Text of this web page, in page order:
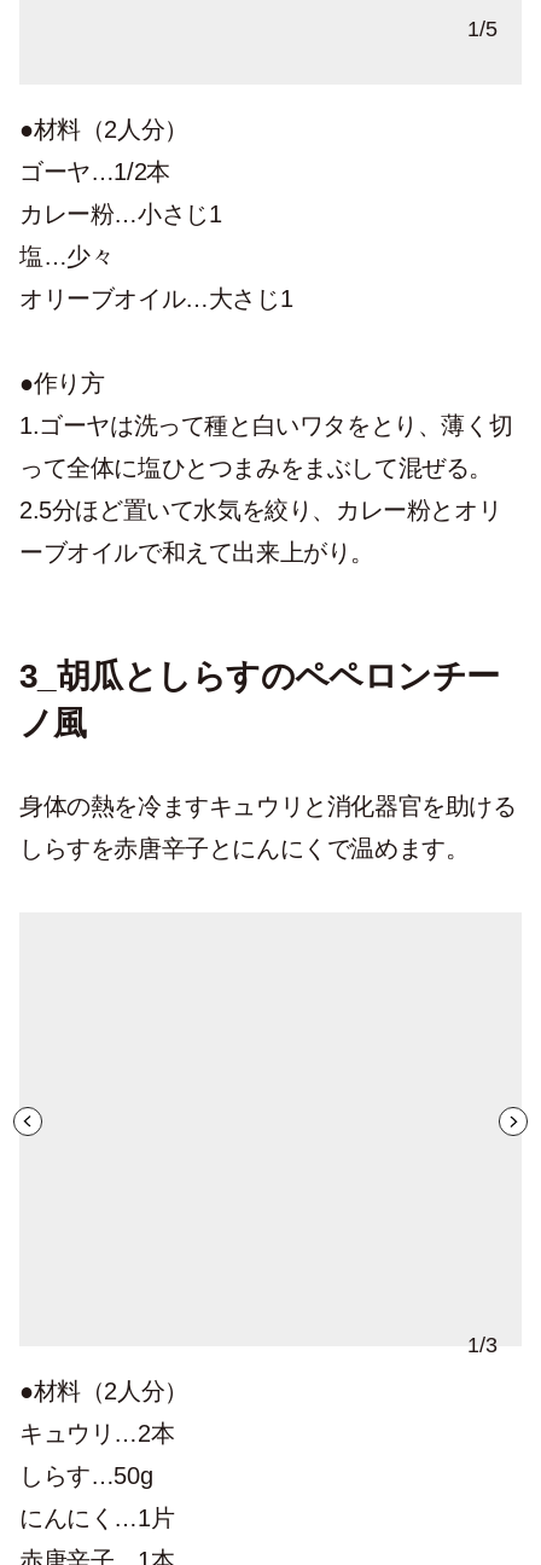
1/5
●材料（2人分）
ゴーヤ…1/2本
カレー粉…小さじ1
塩…少々
オリーブオイル…大さじ1
●作り方
1.ゴーヤは洗って種と白いワタをとり、薄く切
って全体に塩ひとつまみをまぶして混ぜる。
2.5分ほど置いて水気を絞り、カレー粉とオリ
ーブオイルで和えて出来上がり。
3_胡瓜としらすのペペロンチー
ノ風
身体の熱を冷ますキュウリと消化器官を助ける
しらすを赤唐辛子とにんにくで温めます。
1/3
●材料（2人分）
キュウリ…2本
しらす…50g
にんにく…1片